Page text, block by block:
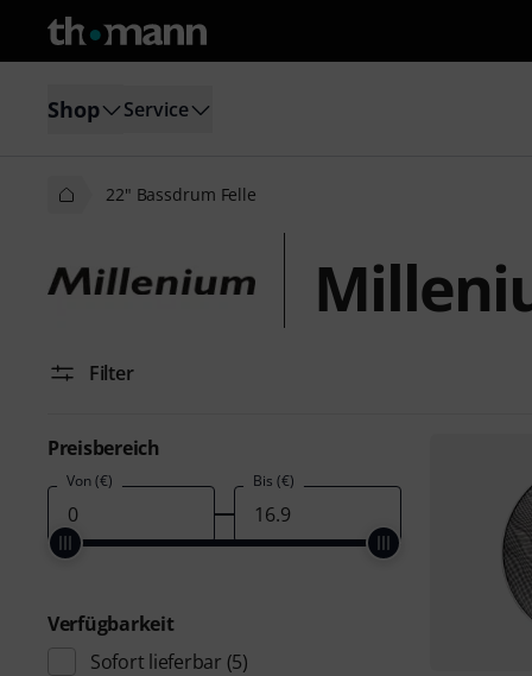
Shop Service
22" Bassdrum Felle
Filter
Preisbereich
Von (€) Bis (€)
Verfügbarkeit
Sofort lieferbar (5)